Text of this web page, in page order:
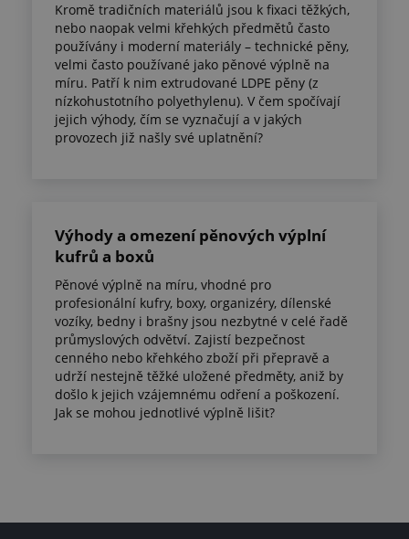
Kromě tradičních materiálů jsou k fixaci těžkých,
nebo naopak velmi křehkých předmětů často
používány i moderní materiály – technické pěny,
velmi často používané jako pěnové výplně na
míru. Patří k nim extrudované LDPE pěny (z
nízkohustotního polyethylenu). V čem spočívají
jejich výhody, čím se vyznačují a v jakých
provozech již našly své uplatnění?
Výhody a omezení pěnových výplní
kufrů a boxů
Pěnové výplně na míru, vhodné pro
profesionální kufry, boxy, organizéry, dílenské
vozíky, bedny i brašny jsou nezbytné v celé řadě
průmyslových odvětví. Zajistí bezpečnost
cenného nebo křehkého zboží při přepravě a
udrží nestejně těžké uložené předměty, aniž by
došlo k jejich vzájemnému odření a poškození.
Jak se mohou jednotlivé výplně lišit?